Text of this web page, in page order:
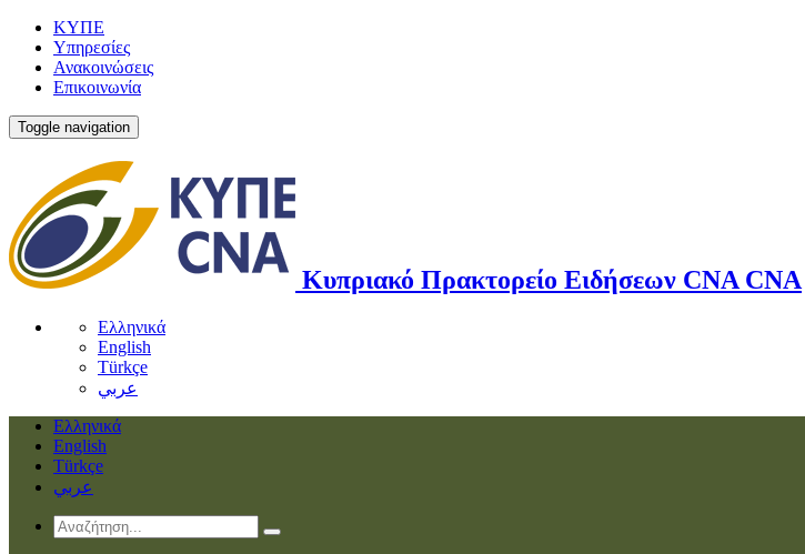
ΚΥΠΕ
Υπηρεσίες
Ανακοινώσεις
Επικοινωνία
Toggle navigation
Κυπριακό Πρακτορείο Ειδήσεων CNA CNA
Ελληνικά
English
Türkçe
عربي
Ελληνικά
English
Türkçe
عربي